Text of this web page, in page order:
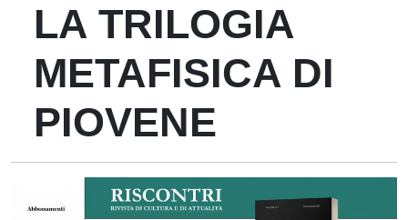
LA TRILOGIA
METAFISICA DI
PIOVENE